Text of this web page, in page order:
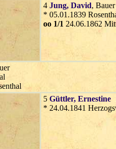
4 Jung, David, Bauer
* 05.01.1839
oo 1/1 24.06.1862
5 Güttler, Ernestine
* 24.04.1841